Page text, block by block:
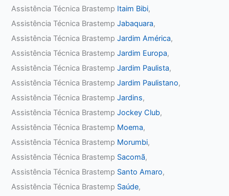
Assistência Técnica Brastemp Itaim Bibi,
Assistência Técnica BrastempJabaquara,
Assistência Técnica BrastempJardim América,
Assistência Técnica BrastempJardim Europa,
Assistência Técnica BrastempJardim Paulista,
Assistência Técnica BrastempJardim Paulistano,
Assistência Técnica BrastempJardins,
Assistência Técnica BrastempJockey Club,
Assistência Técnica Brastemp Moema,
Assistência Técnica Brastemp Morumbi,
Assistência Técnica Brastemp Sacomã,
Assistência Técnica Brastemp Santo Amaro,
Assistência Técnica Brastemp Saúde,